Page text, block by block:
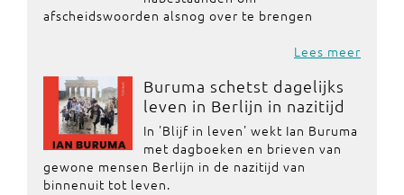
afscheidswoorden alsnog over te brengen
Lees meer
Buruma schetst dagelijks
leven in Berlijn in nazitijd
In 'Blijf in leven' wekt Ian Buruma
met dagboeken en brieven van
gewone mensen Berlijn in de nazitijd van
binnenuit tot leven.